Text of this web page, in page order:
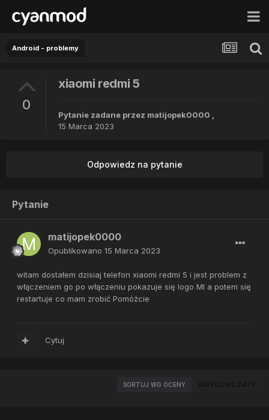
Android - problemy
0
xiaomi redmi 5
Pytanie zadane przez matijopek0000 ,
15 Marca 2023
Odpowiedz na pytanie
Pytanie
matijopek0000
Opublikowano 15 Marca 2023
witam dostałem dzisiaj telefon xiaomi redmi 5 i jest problem z
włączeniem go po włączeniu pokazuje się logo MI a potem się
restartuje co mam zrobić Pomóżcie
Cytuj
SORTUJ WG OCENY SORTUJ WG DATY